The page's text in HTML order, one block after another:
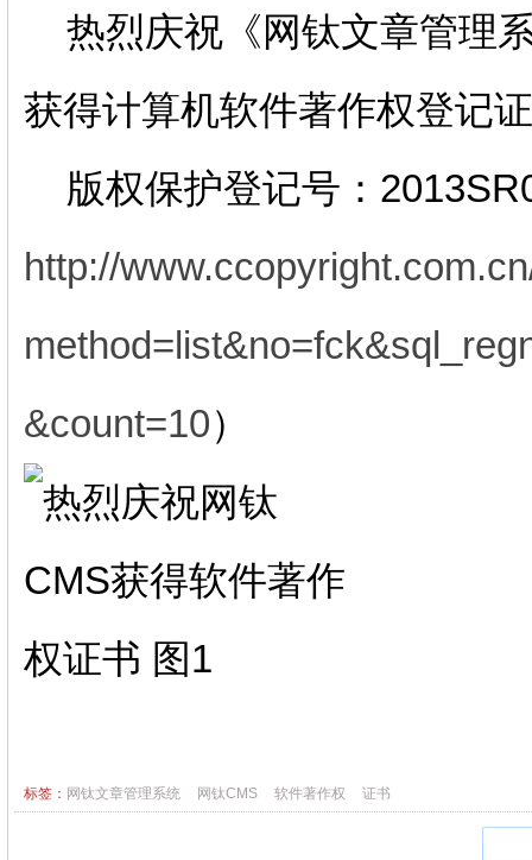
热烈庆祝《网钛文章管理
获得计算机软件著作权登记
版权保护登记号：
http://
&count=10）
标签： 网钛文章管理系统 网钛CMS 软件著作权 证书